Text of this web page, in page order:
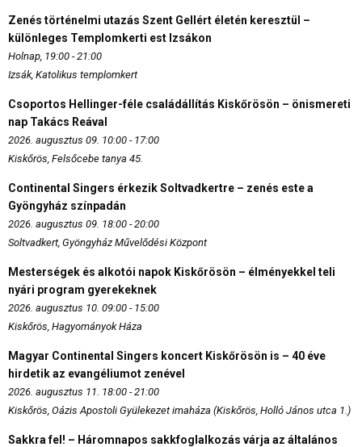
Zenés történelmi utazás Szent Gellért életén keresztül –
különleges Templomkerti est Izsákon
Holnap, 19:00 - 21:00
Izsák, Katolikus templomkert
Csoportos Hellinger-féle családállítás Kiskőrösön – önismereti
nap Takács Reával
2026. augusztus 09. 10:00 - 17:00
Kiskőrös, Felsőcebe tanya 45.
Continental Singers érkezik Soltvadkertre – zenés este a
Gyöngyház színpadán
2026. augusztus 09. 18:00 - 20:00
Soltvadkert, Gyöngyház Művelődési Központ
Mesterségek és alkotói napok Kiskőrösön – élményekkel teli
nyári program gyerekeknek
2026. augusztus 10. 09:00 - 15:00
Kiskőrös, Hagyományok Háza
Magyar Continental Singers koncert Kiskőrösön is – 40 éve
hirdetik az evangéliumot zenével
2026. augusztus 11. 18:00 - 21:00
Kiskőrös, Oázis Apostoli Gyülekezet imaháza (Kiskőrös, Holló János utca 1.)
Sakkra fel! – Háromnapos sakkfoglalkozás várja az általános